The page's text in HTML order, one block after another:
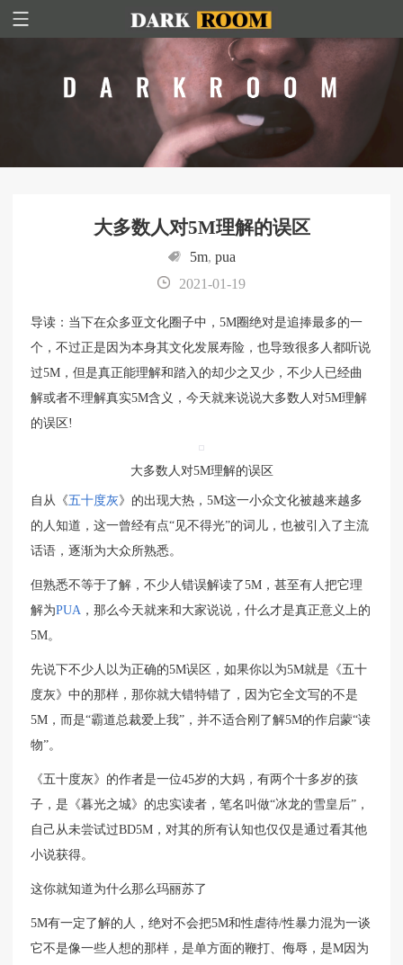
大多数人对5M理解的误区
5m, pua
2021-01-19
导读：当下在众多亚文化圈子中，5M圈绝对是追捧最多的一
个，不过正是因为本身其文化发展寿险，也导致很多人都听说
过5M，但是真正能理解和踏入的却少之又少，不少人已经曲
解或者不理解真实5M含义，今天就来说说大多数人对5M理解
的误区!
大多数人对5M理解的误区
自从《五十度灰》的出现大热，5M这一小众文化被越来越多
的人知道，这一曾经有点“见不得光”的词儿，也被引入了主流
话语，逐渐为大众所熟悉。
但熟悉不等于了解，不少人错误解读了5M，甚至有人把它理
解为PUA ，那么今天就来和大家说说，什么才是真正意义上的
5M。
先说下不少人以为正确的5M误区，如果你以为5M就是《五十
度灰》中的那样，那你就大错特错了，因为它全文写的不是
5M，而是“霸道总裁爱上我”，并不适合刚了解5M的作启蒙“读
物”。
《五十度灰》的作者是一位45岁的大妈，有两个十多岁的孩
子，是《暮光之城》的忠实读者，笔名叫做“冰龙的雪皇后”，
自己从未尝试过BD5M，对其的所有认知也仅仅是通过看其他
小说获得。
这你就知道为什么那么玛丽苏了
5M有一定了解的人，绝对不会把5M和性虐待/性暴力混为一谈
它不是像一些人想的那样，是单方面的鞭打、侮辱，是M因为